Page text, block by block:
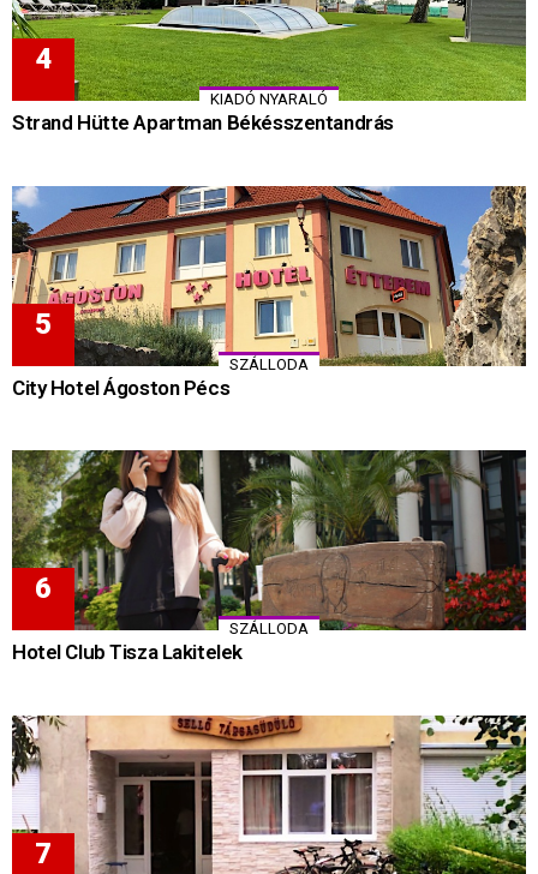
KIADÓ NYARALÓ
Strand Hütte Apartman Békésszentandrás
SZÁLLODA
City Hotel Ágoston Pécs
SZÁLLODA
Hotel Club Tisza Lakitelek